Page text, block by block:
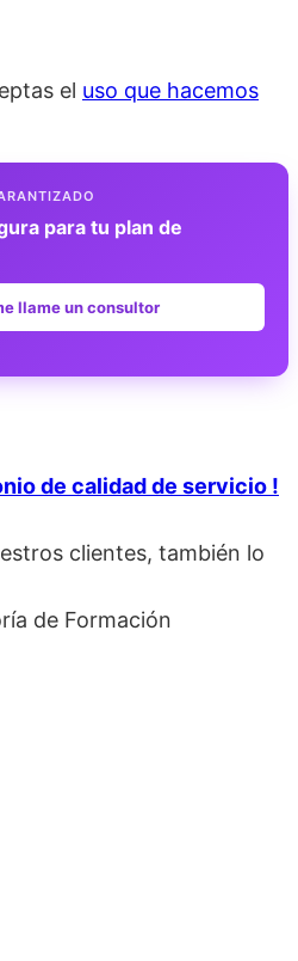
el uso que hacemos
para tu plan de
llame un consultor
de calidad de servicio !
clientes, también lo
de Formación